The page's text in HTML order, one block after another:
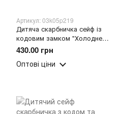
Артикул: 03k05p219
Дитяча скарбничка сейф із
кодовим замком "Холодне
серце" (237)
430.00 грн
Оптові ціни